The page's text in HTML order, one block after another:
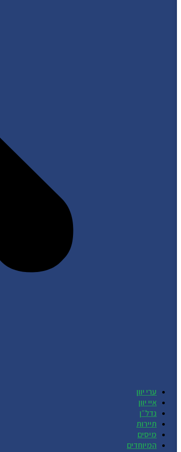
ערי יוון
איי יוון
נדל״ן
תיירות
מיסים
המיוחדים